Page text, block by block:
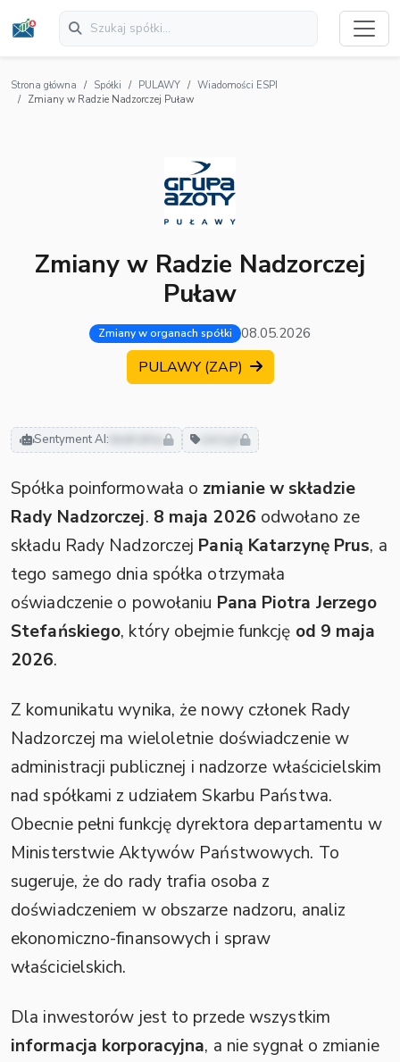
Strona główna Spółki PULAWY
Wiadomości ESPI
Zmiany w Radzie Nadzorczej Puław
Zmiany w Radzie Nadzorczej
Puław
Zmiany w organach spółki 08.05.2026
PULAWY (ZAP)
Sentyment AI: neutralny zarząd
Spółka poinformowała o zmianie w składzie
Rady Nadzorczej. 8 maja 2026 odwołano ze
składu Rady Nadzorczej Panią Katarzynę Prus, a
tego samego dnia spółka otrzymała
oświadczenie o powołaniu Pana Piotra Jerzego
Stefańskiego, który obejmie funkcję od 9 maja
2026.
Z komunikatu wynika, że nowy członek Rady
Nadzorczej ma wieloletnie doświadczenie w
administracji publicznej i nadzorze właścicielskim
nad spółkami z udziałem Skarbu Państwa.
Obecnie pełni funkcję dyrektora departamentu w
Ministerstwie Aktywów Państwowych. To
sugeruje, że do rady trafia osoba z
doświadczeniem w obszarze nadzoru, analiz
ekonomiczno-finansowych i spraw
właścicielskich.
Dla inwestorów jest to przede wszystkim
informacja korporacyjna, a nie sygnał o zmianie